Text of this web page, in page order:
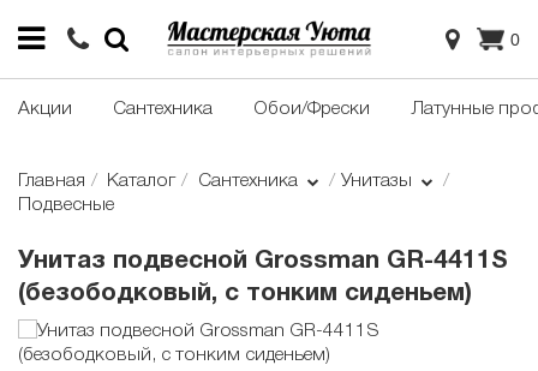
0
Акции Сантехника Обои/Фрески Латунные
Главная Каталог Сантехника
Унитазы
Подвесные
Унитаз подвесной Grossman GR-4411S
(безободковый, с тонким сиденьем)